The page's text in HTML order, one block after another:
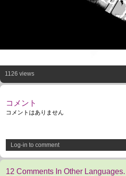
1126 views
コメント
コメントはありません
Log-in to comment
12 Comments In Other Languages.